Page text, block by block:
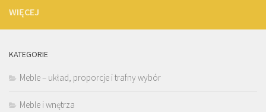
WIĘCEJ
KATEGORIE
Meble – układ, proporcje i trafny wybór
Meble i wnętrza